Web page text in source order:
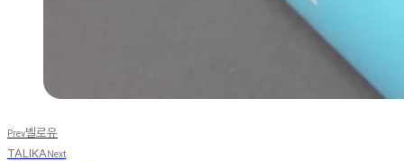
Prev벨로유
TALIKANext